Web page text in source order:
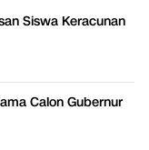
Siswa Keracunan
Calon Gubernur